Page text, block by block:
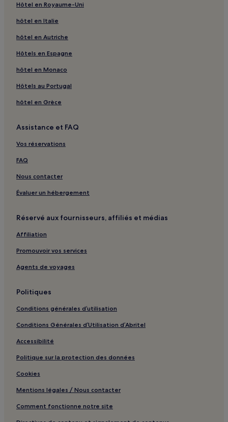
Hôtel en Royaume-Uni
hôtel en Italie
hôtel en Autriche
Hôtels en Espagne
hôtel en Monaco
Hôtels au Portugal
hôtel en Grèce
Assistance et FAQ
Vos réservations
FAQ
Nous contacter
Évaluer un hébergement
Réservé aux fournisseurs, affiliés et médias
Affiliation
Promouvoir vos services
Agents de voyages
Politiques
Conditions générales d’utilisation
Conditions Générales d’Utilisation d’Abritel
Accessibilité
Politique sur la protection des données
Cookies
Mentions légales / Nous contacter
Comment fonctionne notre site